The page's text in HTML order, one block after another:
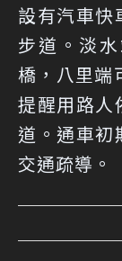
設有汽車快
步道。淡
橋，八里端
提醒用路人
道。通車初
交通疏導。